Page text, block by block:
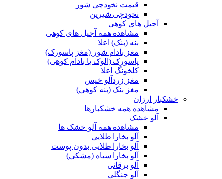
قیمت نخودچی شور
نخودچی شیرین
آجیل های کوهی
مشاهده همه آجیل های کوهی
بنه (بنک) اعلا
مغز بادام شور (مغز پاسورک)
پاسورک (الوک یا بادام کوهی)
کلخونگ اعلا
مغز زردآلو خیس
مغز بنک (بنه کوهی)
خشکبار ارزان
مشاهده همه خشکبارها
آلو خشک
مشاهده همه آلو خشک ها
آلو بخارا طلایی
آلو بخارا طلایی بدون پوست
آلو بخارا سیاه (مشکی)
آلو برقانی
آلو جنگلی